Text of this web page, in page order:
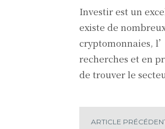
Investir est un
existe de
cryptomonnaies,
recherches et en
de trouver le
ARTICLE